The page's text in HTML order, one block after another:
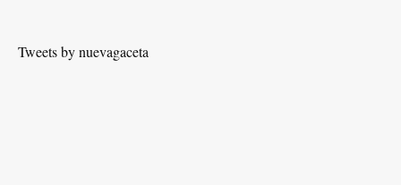
Tweets by nuevagaceta